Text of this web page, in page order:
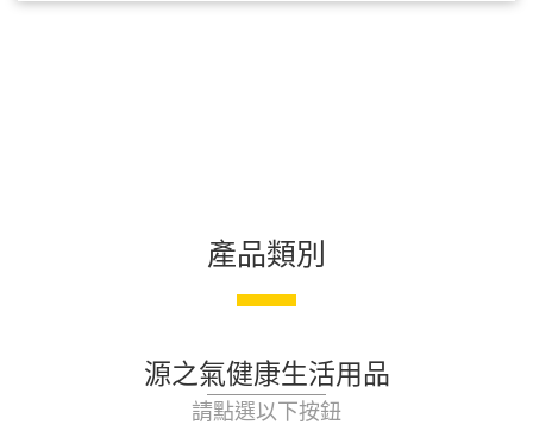
產品類別
源之氣健康生活用品
請點選以下按鈕